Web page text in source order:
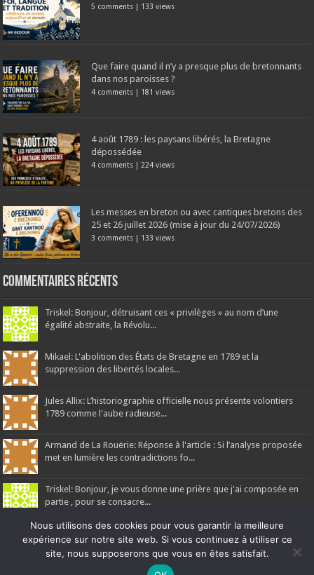
5 comments | 133 views
Que faire quand il n’y a presque plus de bretonnants
dans nos paroisses ?
4 comments | 181 views
4 août 1789 : les paysans libérés, la Bretagne
dépossédée
4 comments | 224 views
Les messes en breton ou avec cantiques bretons des
25 et 26 juillet 2026 (mise à jour du 24/07/2026)
3 comments | 133 views
Commentaires récents
Triskel: Bonjour, détruisant ces « privilèges » au nom d’une
égalité abstraite, la Révolu...
Mikael: L'abolition des États de Bretagne en 1789 et la
suppression des libertés locales...
Jules Allix: L’historiographie officielle nous présente volontiers
1789 comme l'aube radieuse...
Armand de La Rouërie: Réponse à l'article : Si l’analyse proposée
met en lumière les contradictions fo...
Triskel: Bonjour, je vous donne une prière que j'ai composée en
partie , pour se consacre...
Ne manquez pas la nouveauté de Bernard Rio "LA REVOLUTION DES
Nous utilisons des cookies pour vous garantir la meilleure
expérience sur notre site web. Si vous continuez à utiliser ce
site, nous supposerons que vous en êtes satisfait.